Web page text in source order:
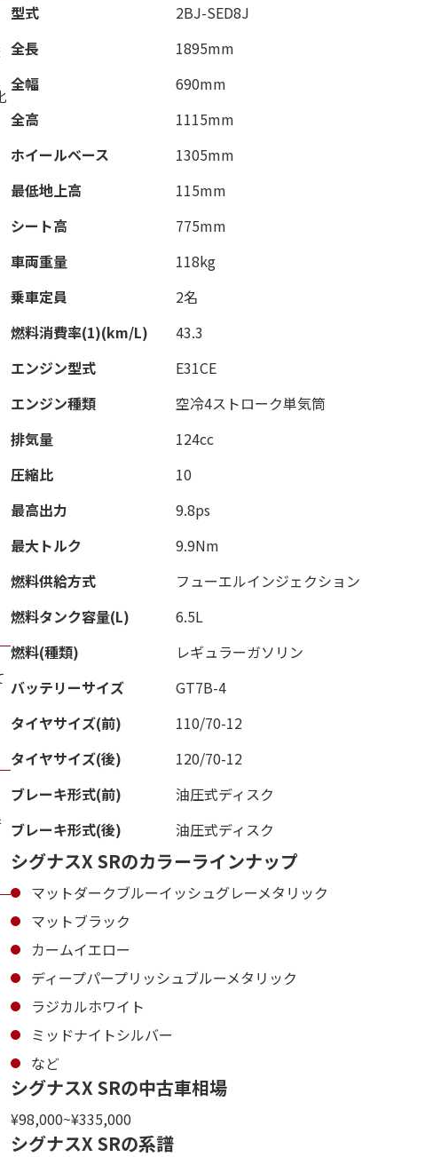
型式
2BJ-SED8J
全長
1895mm
全幅
690mm
全高
1115mm
ホイールベース
1305mm
最低地上高
115mm
シート高
775mm
車両重量
118kg
乗車定員
2名
燃料消費率(1)(km/L)
43.3
エンジン型式
E31CE
エンジン種類
空冷4ストローク単気筒
排気量
124cc
圧縮比
10
最高出力
9.8ps
最大トルク
9.9Nm
燃料供給方式
フューエルインジェクション
燃料タンク容量(L)
6.5L
燃料(種類)
レギュラーガソリン
バッテリーサイズ
GT7B-4
タイヤサイズ(前)
110/70-12
タイヤサイズ(後)
120/70-12
ブレーキ形式(前)
油圧式ディスク
ブレーキ形式(後)
油圧式ディスク
シグナスX SRのカラーラインナップ
マットダークブルーイッシュグレーメタリック
マットブラック
カームイエロー
ディープパープリッシュブルーメタリック
ラジカルホワイト
ミッドナイトシルバー
など
シグナスX SRの中古車相場
¥98,000~¥335,000
シグナスX SRの系譜